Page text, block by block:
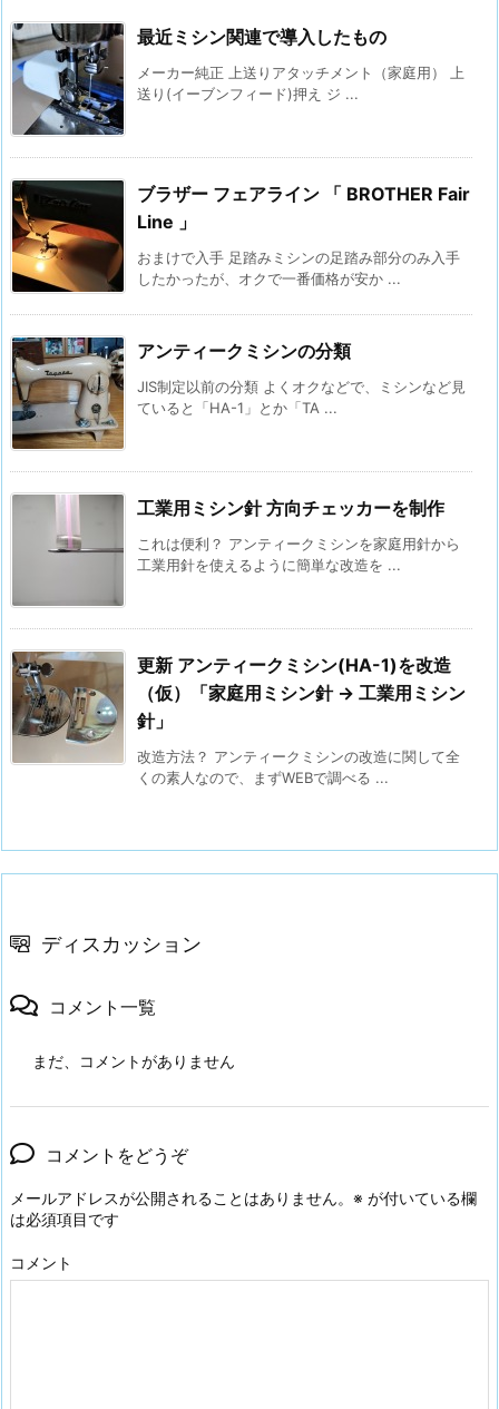
最近ミシン関連で導入したもの
メーカー純正 上送りアタッチメント（家庭用） 上
送り(イーブンフィード)押え ジ ...
ブラザー フェアライン 「 BROTHER Fair
Line 」
おまけで入手 足踏みミシンの足踏み部分のみ入手
したかったが、オクで一番価格が安か ...
アンティークミシンの分類
JIS制定以前の分類 よくオクなどで、ミシンなど見
ていると「HA-1」とか「TA ...
工業用ミシン針 方向チェッカーを制作
これは便利？ アンティークミシンを家庭用針から
工業用針を使えるように簡単な改造を ...
更新 アンティークミシン(HA-1)を改造
（仮）「家庭用ミシン針 → 工業用ミシン
針」
改造方法？ アンティークミシンの改造に関して全
くの素人なので、まずWEBで調べる ...
ディスカッション
コメント一覧
まだ、コメントがありません
コメントをどうぞ
メールアドレスが公開されることはありません。 ※ が付いている欄
は必須項目です
コメント